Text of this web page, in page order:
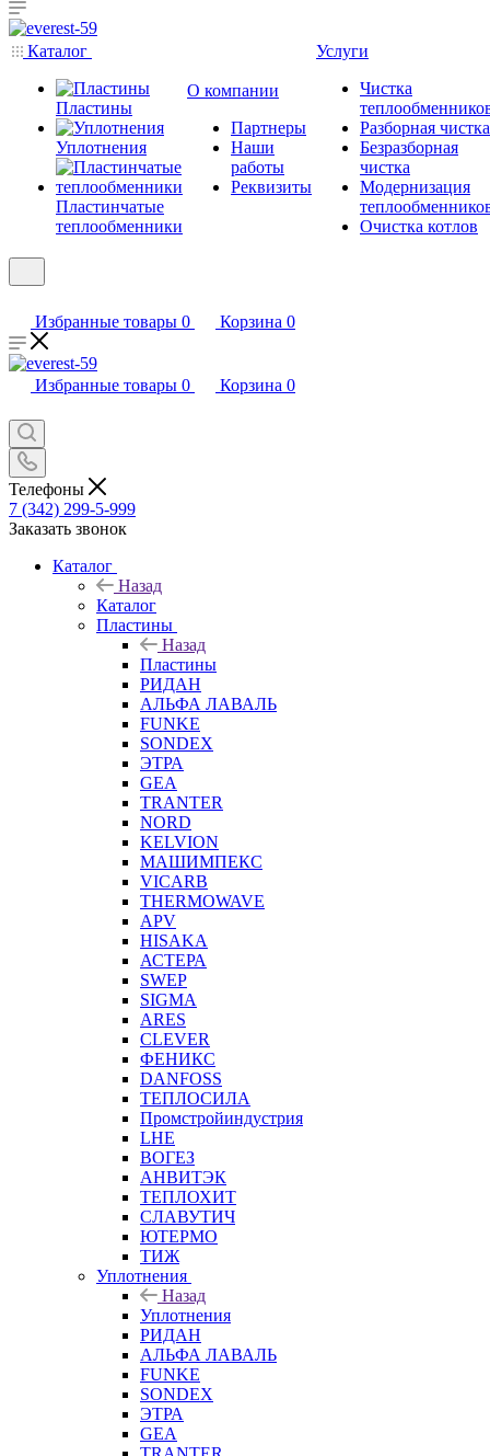
Каталог
Пластины
Уплотнения
Пластинчатые
теплообменники
О компании
Партнеры
Наши
работы
Реквизиты
Услуги
Чистка
Разборная чистка
Безразборная
чистка
Модернизация
Очистка котлов
Избранные товары 0 Корзина 0
Избранные товары 0 Корзина 0
Телефоны
7 (342) 299-5-999
Заказать звонок
Каталог
Назад
Каталог
Пластины
Назад
Пластины
РИДАН
АЛЬФА ЛАВАЛЬ
FUNKE
SONDEX
ЭТРА
GEA
TRANTER
NORD
KELVION
МАШИМПЕКС
VICARB
THERMOWAVE
APV
HISAKA
АСТЕРА
SWEP
SIGMA
ARES
CLEVER
ФЕНИКС
DANFOSS
ТЕПЛОСИЛА
Промстройиндустрия
LHE
ВОГЕЗ
АНВИТЭК
ТЕПЛОХИТ
СЛАВУТИЧ
ЮТЕРМО
ТИЖ
Уплотнения
Назад
Уплотнения
РИДАН
АЛЬФА ЛАВАЛЬ
FUNKE
SONDEX
ЭТРА
GEA